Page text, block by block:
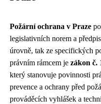
Požární ochrana v Praze
legislativních norem a
úrovně, tak ze specifických
právním rámcem je zákon č.
který stanovuje povinnosti
prevence a ochrany před
prováděcích vyhlášek a